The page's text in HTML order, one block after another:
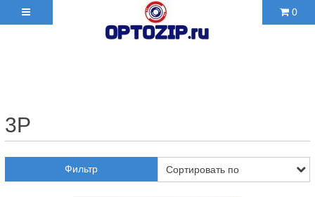
0
3P
Фильтр